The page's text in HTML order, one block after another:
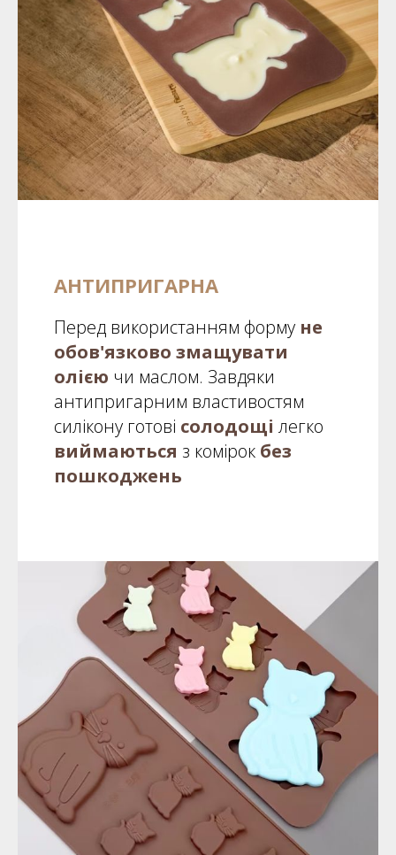
АНТИПРИГАРНА
Перед використанням форму не
обов'язково змащувати
олією чи маслом. Завдяки
антипригарним властивостям
силікону готові солодощі легко
виймаються з комірок без
пошкоджень